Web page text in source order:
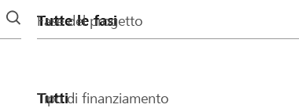
Fase del progetto
Tipo di finanziamento